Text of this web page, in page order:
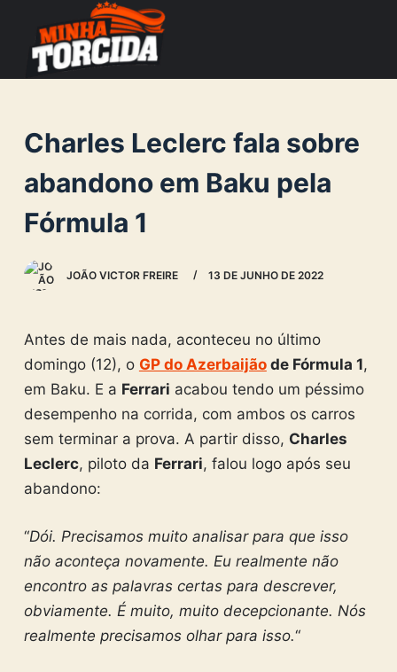
o
o
e
Charles Leclerc fala sobre
abandono em Baku pela
Fórmula 1
JOÃO VICTOR FREIRE 13 DE JUNHO DE 2022
Antes de mais nada, aconteceu no último
domingo (12), o GP do Azerbaijãode Fórmula 1,
em Baku. E a Ferrari acabou tendo um péssimo
desempenho na corrida, com ambos os carros
sem terminar a prova. A partir disso, Charles
Leclerc, piloto da Ferrari, falou logo após seu
abandono:
“Dói. Precisamos muito analisar para que isso
não aconteça novamente. Eu realmente não
encontro as palavras certas para descrever,
obviamente. É muito, muito decepcionante. Nós
realmente precisamos olhar para isso.“